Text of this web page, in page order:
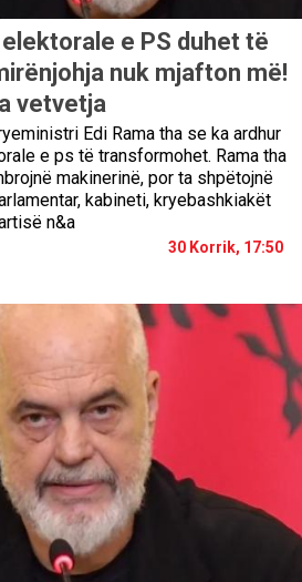
e PS duhet të
nuk mjafton më!
vetvetja
Edi Rama tha se ka ardhur
e ps të transformohet. Rama tha
makinerinë, por ta shpëtojnë
kabineti, kryebashkiakët
n&a
30 Korrik, 17:50